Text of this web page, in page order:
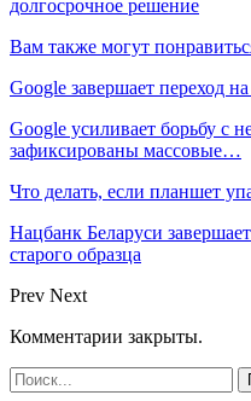
долгосрочное решение
Вам также могут
Google завершает переход
Google усиливает борьбу с
зафиксированы массовые…
Что делать, если планшет
Нацбанк Беларуси
старого образца
Prev Next
Комментарии закрыты.